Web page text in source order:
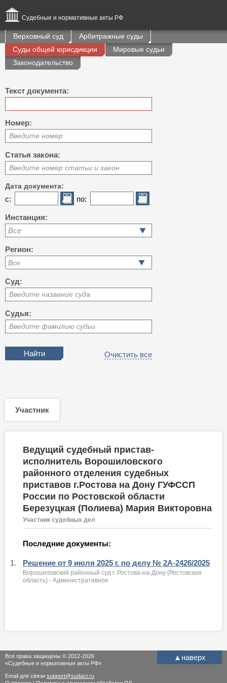
Судебные и нормативные акты РФ
Верховный суд
Арбитражные суды
Суды общей юрисдикции
Мировые судьи
Законодательство
Текст документа:
Номер:
Введите номер
Статья закона:
Введите номер статьи и закон
Дата документа:
с: по:
Инстанция:
Все
Регион:
Суд:
Введите название суда
Судья:
Введите фамилию судьи
Очистить все
Участник
Ведущий судебный пристав-
исполнитель Ворошиловского
районного отделения судебных
приставов г.Ростова на Дону ГУФССП
России по Ростовской области
Березуцкая (Полиева) Мария Викторовна
Участник судебных дел
Последние документы:
1. Решение от 9 июля 2025 г. по делу № 2А-2426/2025
Ворошиловский районный суд г. Ростова-на-Дону (Ростовская
область) - Административное
▲ наверх
Все права защищены © 2012-2026
«Судебные и нормативные акты РФ»
Email для связи support@sudact.ru